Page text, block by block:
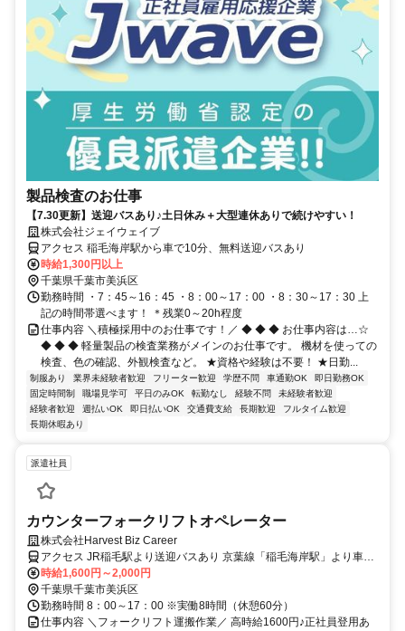
製品検査のお仕事
【7.30更新】送迎バスあり♪土日休み＋大型連休ありで続けやすい！
株式会社ジェイウェイブ
アクセス 稲毛海岸駅から車で10分、無料送迎バスあり
時給1,300円以上
千葉県千葉市美浜区
勤務時間 ・7：45～16：45 ・8：00～17：00 ・8：30～17：30 上
記の時間帯選べます！ ＊残業0～20h程度
仕事内容 ＼積極採用中のお仕事です！／ ◆ ◆ ◆ お仕事内容は…☆
◆ ◆ ◆ 軽量製品の検査業務がメインのお仕事です。 機材を使っての
検査、色の確認、外観検査など。 ★資格や経験は不要！ ★日勤...
制服あり 業界未経験者歓迎 フリーター歓迎 学歴不問 車通勤OK
即日勤務OK
固定時間制
職場見学可 平日のみOK 転勤なし 経験不問
未経験者歓迎
経験者歓迎
週払いOK 即日払いOK 交通費支給 長期歓迎
フルタイム歓迎
長期休暇あり
派遣社員
カウンターフォークリフトオペレーター
株式会社Harvest Biz Career
アクセス JR稲毛駅より送迎バスあり 京葉線「稲毛海岸駅」より車で
10分 ※車、バイク、自転車通勤OK ※駐車場無料 ※通勤手当規定内
支給（月20,000円まで） ※派遣求人のため地図情報は市役所などの
位置になっております。ご了承ください。
時給1,600円～2,000円
千葉県千葉市美浜区
勤務時間 8：00～17：00 ※実働8時間（休憩60分）
仕事内容 ＼フォークリフト運搬作業／ 高時給1600円♪正社員登用あ